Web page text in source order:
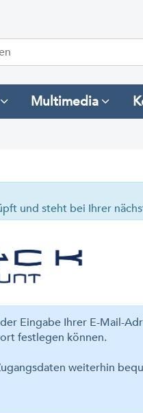
Multimedia
und steht bei Ihrer
Eingabe Ihrer E-Mail-
festlegen können.
weiterhin